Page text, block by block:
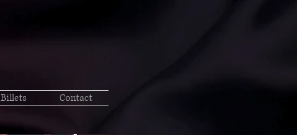
Billets Contact